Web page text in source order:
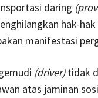
daring
hak-
manifestasi
(driver)tidak
atas jaminan